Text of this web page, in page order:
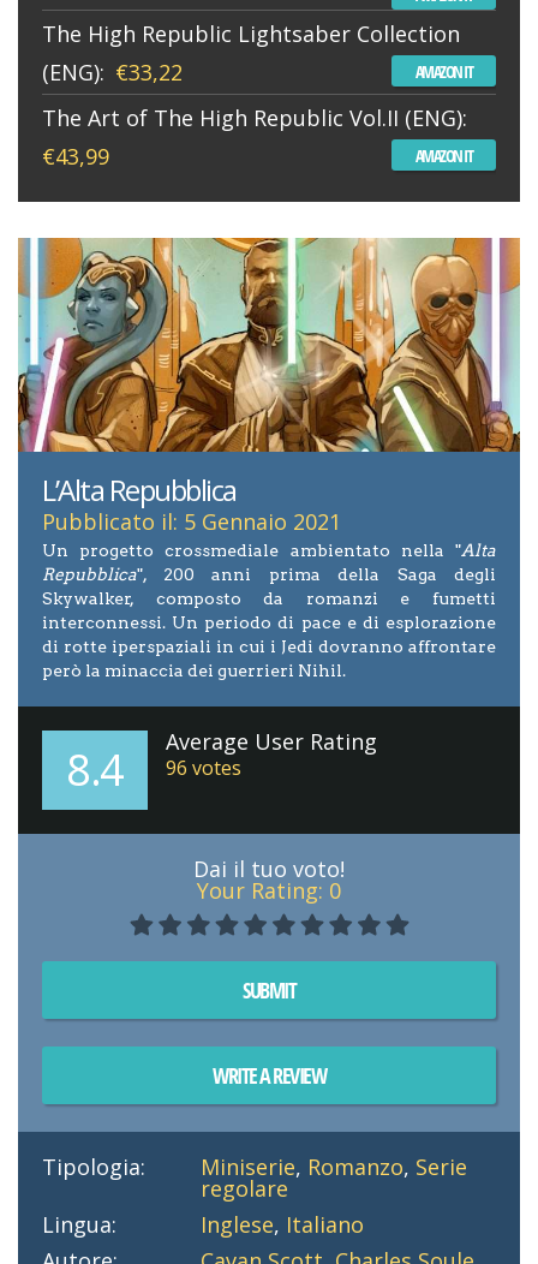
The High Republic Lightsaber Collection
(ENG): €33,22 AMAZON IT
The Art of The High Republic Vol.II (ENG):
€43,99
AMAZON IT
L’Alta Repubblica
Pubblicato il: 5 Gennaio 2021
Un progetto crossmediale ambientato nella "Alta
Repubblica", 200 anni prima della Saga degli
Skywalker, composto da romanzi e fumetti
interconnessi. Un periodo di pace e di esplorazione
di rotte iperspaziali in cui i Jedi dovranno affrontare
però la minaccia dei guerrieri Nihil.
8.4 Average User Rating
96 votes
Dai il tuo voto!
Your Rating: 0
SUBMIT
WRITE A REVIEW
Tipologia: Miniserie, Romanzo, Serie
regolare
Lingua:
Inglese, Italiano